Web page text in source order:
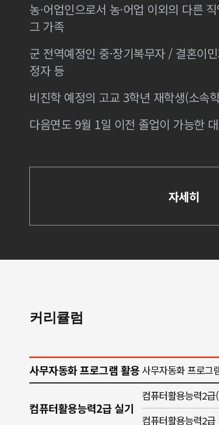
농·어업인으로서 농·어업 이외의 다른
그 가족
군 전역예정인 중·장기복무자 / 결혼이
정자 등
비진학 예정의 고교 3학년 재학생(소속
다음연도 9월 1일 이전 졸업이 가능한
자세히
커리큘럼
사무자동화 프로그램 활용사무자동화 프로그
컴퓨터활용능력2급 실기
컴퓨터활용능력2
컴퓨터활용능력2